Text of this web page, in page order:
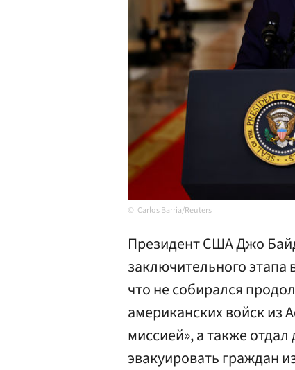
Carlos Barria/Reuters
Президент США Джо
заключительного этапа
что не собирался
американских войск из
миссией», а также
эвакуировать граждан